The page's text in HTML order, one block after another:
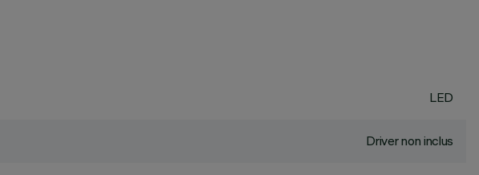
LED
Driver non inclus